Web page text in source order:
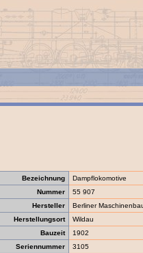
Bezeichnung
Dampflokomotive
Nummer
55 907
Hersteller
Berliner
Herstellungsort
Wildau
Bauzeit
1902
Seriennummer
3105